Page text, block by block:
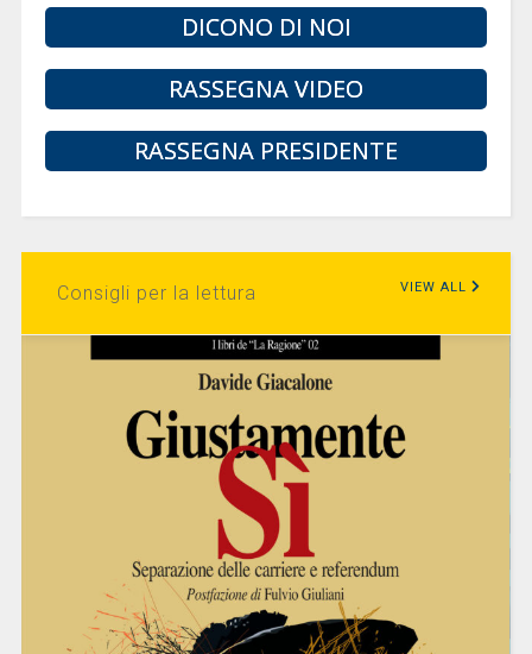
DICONO DI NOI
RASSEGNA VIDEO
RASSEGNA PRESIDENTE
Consigli per la lettura VIEW ALL